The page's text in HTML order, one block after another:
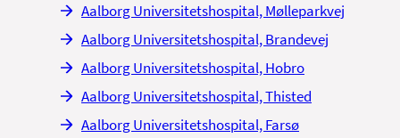
Aalborg Universitetshospital, Mølleparkvej
Aalborg Universitetshospital, Brandevej
Aalborg Universitetshospital, Hobro
Aalborg Universitetshospital, Thisted
Aalborg Universitetshospital, Farsø